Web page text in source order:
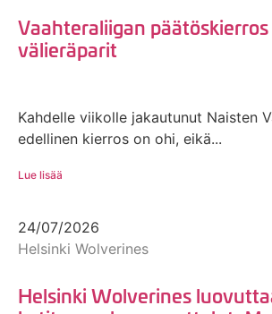
Vaahteraliigan
välieräparit
Kahdelle viikolle jakautunut Naisten
edellinen kierros on ohi, eikä...
Lue lisää
24/07/2026
Helsinki Wolverines
Helsinki Wolverines